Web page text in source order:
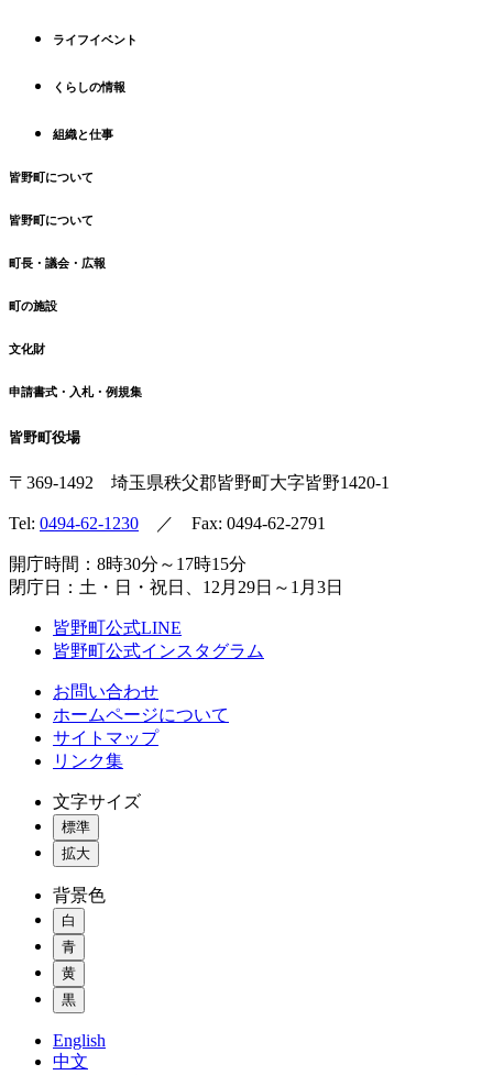
ライフイベント
くらしの情報
組織と仕事
皆野町について
皆野町について
町長・議会・広報
町の施設
文化財
申請書式・入札・例規集
皆野町役場
〒369-1492 埼玉県秩父郡皆野町大字皆野1420-1
Tel: 0494-62-1230 ／ Fax: 0494-62-2791
開庁時間：8時30分～17時15分
閉庁日：土・日・祝日、12月29日～1月3日
皆野町公式LINE
皆野町公式インスタグラム
お問い合わせ
ホームページについて
サイトマップ
リンク集
文字サイズ
標準
拡大
背景色
白
青
黄
黒
English
中文